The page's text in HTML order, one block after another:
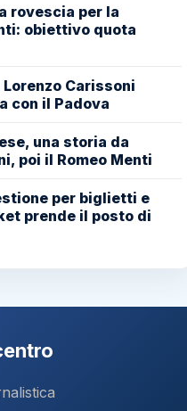
rovescia per la
obiettivo quota
Carissoni
con il Padova
una storia da
poi il Romeo Menti
per biglietti e
prende il posto di